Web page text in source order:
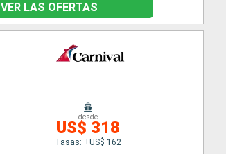
VER LAS OFERTAS
desde
US$ 318
Tasas: +US$ 162